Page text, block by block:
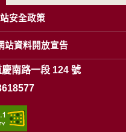
安全政策
站資料開放宣告
南路一段 124 號